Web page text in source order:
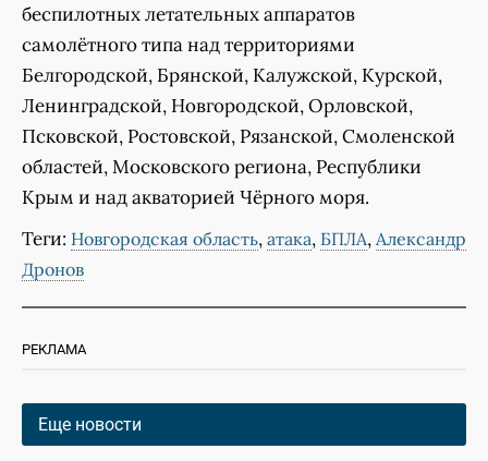
беспилотных летательных аппаратов
самолётного типа над территориями
Белгородской, Брянской, Калужской, Курской,
Ленинградской, Новгородской, Орловской,
Псковской, Ростовской, Рязанской, Смоленской
областей, Московского региона, Республики
Крым и над акваторией Чëрного моря.
Теги: Новгородская область, атака, БПЛА, Александр
Дронов
РЕКЛАМА
Еще новости